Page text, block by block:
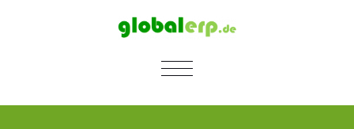
SCHALTE NAVIGATION